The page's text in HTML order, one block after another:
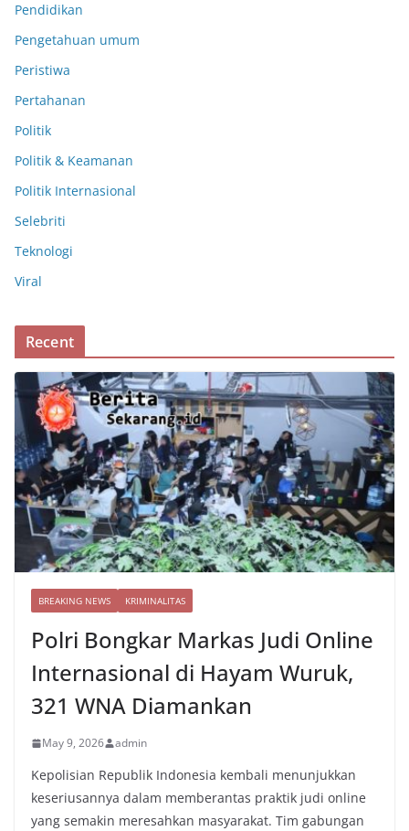
Pendidikan
Pengetahuan umum
Peristiwa
Pertahanan
Politik
Politik & Keamanan
Politik Internasional
Selebriti
Teknologi
Viral
Recent
BREAKING NEWS KRIMINALITAS
Polri Bongkar Markas Judi Online
Internasional di Hayam Wuruk,
321 WNA Diamankan
May 9, 2026 admin
Kepolisian Republik Indonesia kembali menunjukkan
keseriusannya dalam memberantas praktik judi online
yang semakin meresahkan masyarakat. Tim gabungan